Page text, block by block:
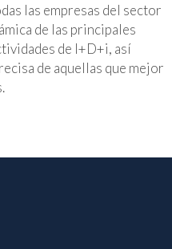
las empresas del sector
de las principales
de I+D+i, así
de aquellas que mejor